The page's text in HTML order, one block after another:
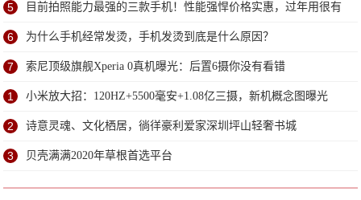
5 目前拍照能力最强的三款手机！性能强悍价格实惠，过年用很有
面子
6 为什么手机经常发烫，手机发烫到底是什么原因？
7 索尼顶级旗舰Xperia 0真机曝光：后置6摄你没有看错
1 小米放大招：120HZ+5500毫安+1.08亿三摄，新机概念图曝光
2 诗意灵魂、文化栖居，徜徉豪利爱家深圳坪山轻奢书城
3 贝壳满满2020年草根首选平台